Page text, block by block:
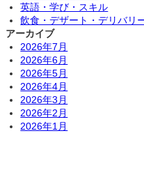
英語・学び・スキル
飲食・デザート・デリバリ
アーカイブ
2026年7月
2026年6月
2026年5月
2026年4月
2026年3月
2026年2月
2026年1月